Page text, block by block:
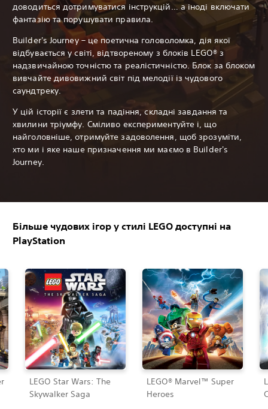
доводиться дотримуватися інструкцій… а іноді включати
фантазію та порушувати правила.
Builder's Journey – це поетична головоломка, дія якої
відбувається у світі, відтвореному з блоків LEGO® з
надзвичайною точністю та реалістичністю. Блок за блоком
вивчайте дивовижний світ під мелодії із чудового
саундтреку.
У цій історії є злети та падіння, складні завдання та
хвилини тріумфу. Сміливо експериментуйте і, що
найголовніше, отримуйте задоволення, щоб зрозуміти,
хто ми і яке наше призначення ми маємо в Builder's
Journey.
Більше чудових ігор у стилі LEGO доступні на
PlayStation
LEGO Star Wars: The
Skywalker Saga
LEGO® Marvel™ Super
Heroes